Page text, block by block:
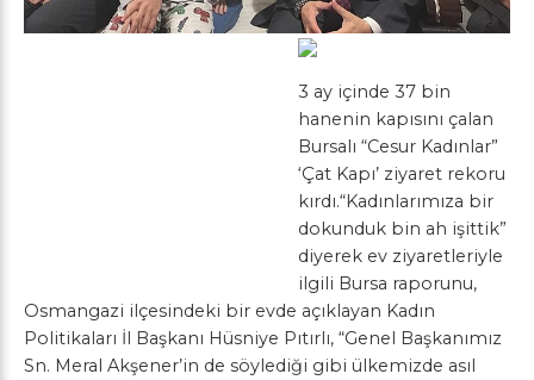
3 ay içinde 37 bin
hanenin kapısını çalan
Bursalı “Cesur Kadınlar”
‘Çat Kapı’ ziyaret rekoru
kırdı.“Kadınlarımıza bir
dokunduk bin ah işittik”
diyerek ev ziyaretleriyle
ilgili Bursa raporunu,
Osmangazi ilçesindeki bir evde açıklayan Kadın
Politikaları İl Başkanı Hüsniye Pıtırlı, “Genel Başkanımız
Sn. Meral Akşener’in de söylediği gibi ülkemizde asıl